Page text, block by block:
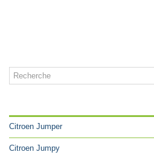
Citroen Jumper
Citroen Jumpy